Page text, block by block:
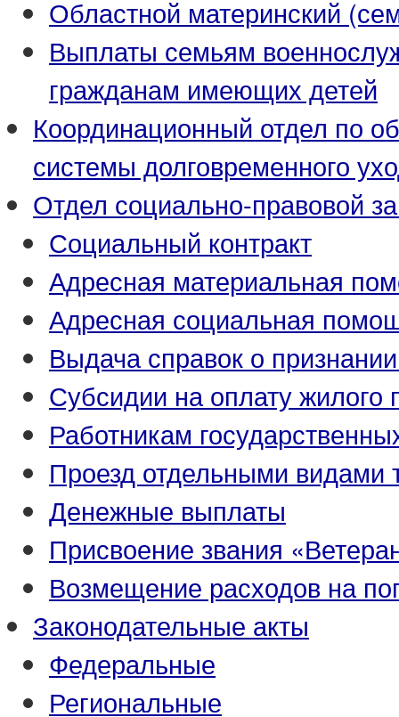
Областной материнский
Выплаты семьям
гражданам имеющих детей
Координационный отдел по
системы долговременного
Отдел социально-правовой
Социальный контракт
Адресная материальная
Адресная социальная
Выдача справок о
Субсидии на оплату
Работникам
Проезд отдельными видами
Денежные выплаты
Присвоение звания
Возмещение расходов на
Законодательные акты
Федеральные
Региональные